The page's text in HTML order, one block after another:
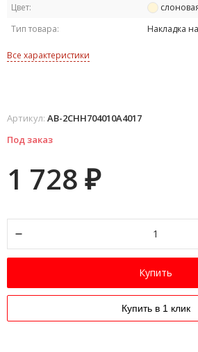
Цвет:
Тип товара:
Накладка
Все характеристики
Артикул: AB-2CHH704010A4017
Под заказ
1 728 ₽
Купить
Купить в 1 клик